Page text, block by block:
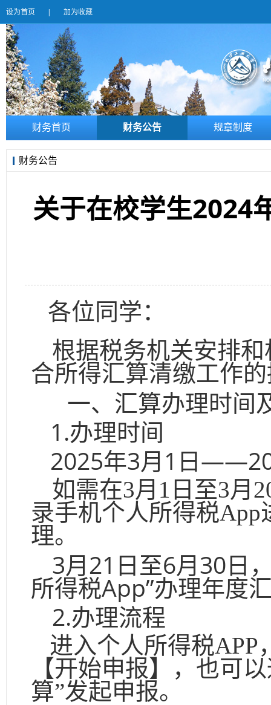
设为首页 | 加为收藏
财务首页 财务公告 规章制度
财务公告
关于在校学生2024
各位同学：
根据税务机关安排
合所得汇算清缴工作
一、汇算办理时间
1.办理时间
2025年3月1日
如需在3月1日至3月
录手机个人所得税
理。
3月21日至6月30日
所得税App”办理年度
2.办理流程
进入个人所得税APP
【开始申报】，也可
算”发起申报。